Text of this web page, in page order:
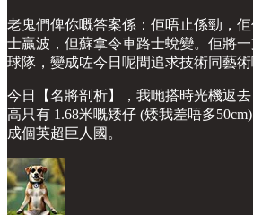
老鬼們俾你嘅答案係：佢唔止係勁，
士贏波，但蘇拿令車路士蛻變。佢將
球隊，變成咗今日呢間追求技術同藝術
今日【名將剖析】，我哋搭時光機返
高只有 1.68米嘅矮仔 (矮我差唔多
成個英超巨人國。